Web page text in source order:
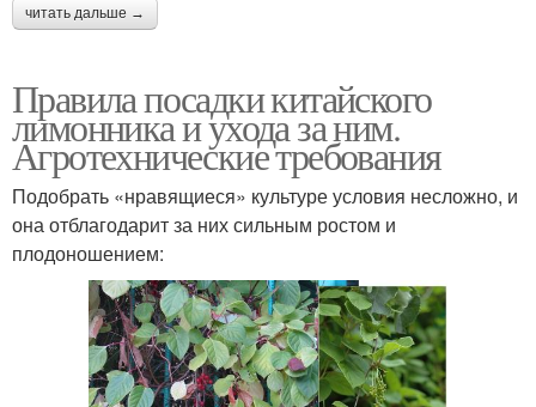
читать дальше →
Правила посадки китайского
лимонника и ухода за ним.
Агротехнические требования
Подобрать «нравящиеся» культуре условия несложно, и
она отблагодарит за них сильным ростом и
плодоношением: